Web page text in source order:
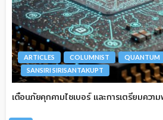
ARTICLES COLUMNIST
QUANTUM
SANSIRI SIRISANTAKUPT
เตือนภัยคุกคามไซเบอร์ และการเตรียมคว